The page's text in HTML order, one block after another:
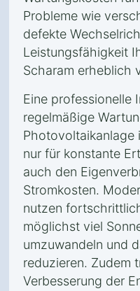
Probleme wie
defekte
Leistungsfähigkeit
Scharam erheblich
Eine professionelle
regelmäßige
Photovoltaikanlage
nur für konstante
auch den
Stromkosten.
nutzen
möglichst viel
umzuwandeln und
reduzieren. Zudem
Verbesserung der